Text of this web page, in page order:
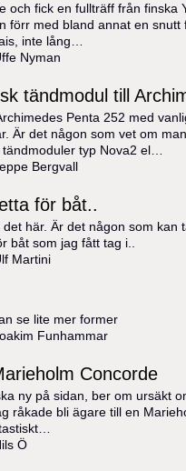
och fick en fullträff från finska
förr med bland annat en snutt
inte lång…
Nyman
tändmodul till
Penta 252 med
Är det någon som vet om
tändmoduler typ Nova2 el…
Bergvall
för båt..
det här. Är det någon som kan
båt som jag fått tag i..
Martini
se lite mer former
Funhammar
Concorde
ny på sidan, ber om ursäkt
råkade bli ägare till en
Ö